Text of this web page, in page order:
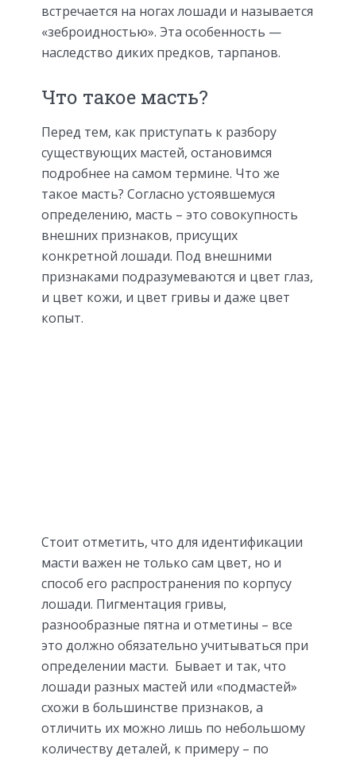
встречается на ногах лошади и называется
«зеброидностью». Эта особенность —
наследство диких предков, тарпанов.
Что такое масть?
Перед тем, как приступать к разбору
существующих мастей, остановимся
подробнее на самом термине. Что же
такое масть? Согласно устоявшемуся
определению, масть – это совокупность
внешних признаков, присущих
конкретной лошади. Под внешними
признаками подразумеваются и цвет глаз,
и цвет кожи, и цвет гривы и даже цвет
копыт.
Стоит отметить, что для идентификации
масти важен не только сам цвет, но и
способ его распространения по корпусу
лошади. Пигментация гривы,
разнообразные пятна и отметины – все
это должно обязательно учитываться при
определении масти. Бывает и так, что
лошади разных мастей или «подмастей»
схожи в большинстве признаков, а
отличить их можно лишь по небольшому
количеству деталей, к примеру – по